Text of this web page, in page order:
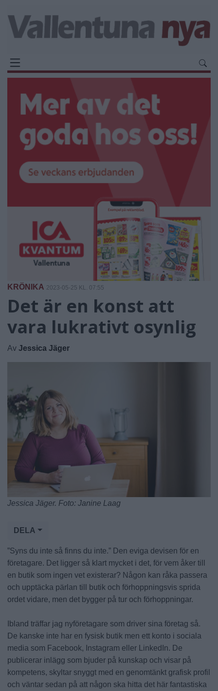
KRÖNIKA 2023-05-25 KL. 07:55
Det är en konst att
vara lukrativt osynlig
Av Jessica Jäger
Jessica Jäger. Foto: Janine Laag
DELA
”Syns du inte så finns du inte.” Den eviga devisen för en
företagare. Det ligger så klart mycket i det, för vem åker till
en butik som ingen vet existerar? Någon kan råka passera
och upptäcka pärlan till butik och förhoppningsvis sprida
ordet vidare, men det bygger på tur och förhoppningar.
Ibland träffar jag nyföretagare som driver sina företag så.
De kanske inte har en fysisk butik men ett konto i sociala
media som Facebook, Instagram eller LinkedIn. De
publicerar inlägg som bjuder på kunskap och visar på
kompetens, skyltar snyggt med en genomtänkt grafisk profil
och väntar sedan på att någon ska hitta det här fantastiska